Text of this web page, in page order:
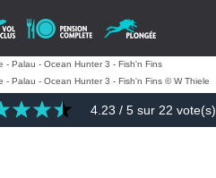
4.23 / 5 sur 22 vote(s)